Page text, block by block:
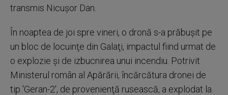
transmis Nicuşor Dan.
În noaptea de joi spre vineri, o dronă s-a prăbuşit pe
un bloc de locuinţe din Galaţi, impactul fiind urmat de
o explozie şi de izbucnirea unui incendiu. Potrivit
Ministerul român al Apărării, încărcătura dronei de
tip 'Geran-2', de provenienţă rusească, a explodat la